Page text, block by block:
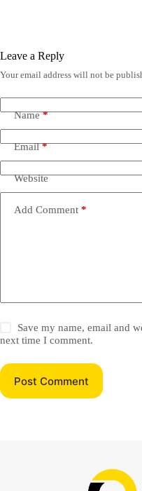
Leave a Reply
Your email address will not be
Name*
Email*
Website
Add Comment *
Save my name, email and
next time I comment.
Post Comment